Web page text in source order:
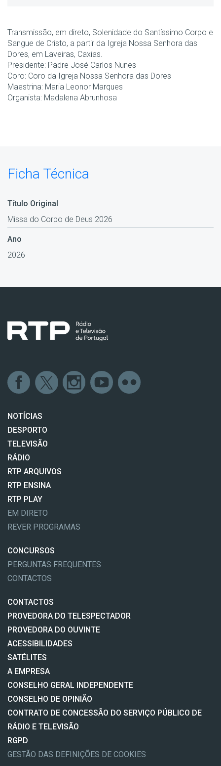
Transmissão, em direto, Solenidade do Santíssimo Corpo e
Sangue de Cristo, a partir da Igreja Nossa Senhora das
Dores, em Laveiras, Caxias.
Presidente: Padre José Carlos Nunes
Coro: Coro da Igreja Nossa Senhora das Dores
Maestrina: Maria Leonor Marques
Organista: Madalena Abrunhosa
Ficha Técnica
Título Original
Missa do Corpo de Deus 2026
Ano
2026
NOTÍCIAS
DESPORTO
TELEVISÃO
RÁDIO
RTP ARQUIVOS
RTP ENSINA
RTP PLAY
EM DIRETO
REVER PROGRAMAS
CONCURSOS
PERGUNTAS FREQUENTES
CONTACTOS
CONTACTOS
PROVEDORA DO TELESPECTADOR
PROVEDORA DO OUVINTE
ACESSIBILIDADES
SATÉLITES
A EMPRESA
CONSELHO GERAL INDEPENDENTE
CONSELHO DE OPINIÃO
CONTRATO DE CONCESSÃO DO SERVIÇO PÚBLICO DE
RÁDIO E TELEVISÃO
RGPD
GESTÃO DAS DEFINIÇÕES DE COOKIES